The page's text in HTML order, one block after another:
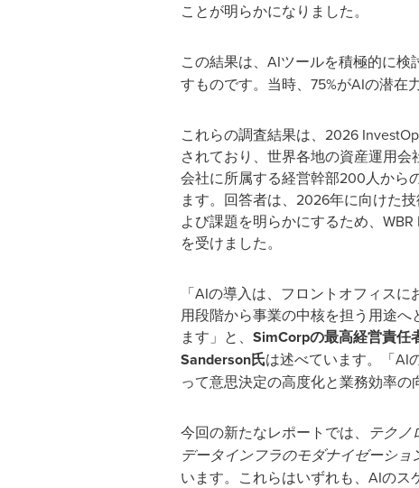
ことが明らかになりました。
この結果は、AIツールを積極的に検
すものです。当時、75%がAIの潜在
これらの調査結果は、2026
されており、世界各地の資産運用会
会社に所属する経営幹部200人から
ます。回答者は、2026年に向けた
よび課題を明らかにするため、
を受けました。
「AIの導入は、フロントオフィス
用段階から事業の中核を担う用途へ
ます」と、 SimCorpの最高経営責任
Sanderson氏は述べています。「AI
って意思決定の高度化と業務効率の
今回の新たなレポートでは、 テクノ
データインフラのモダナイゼーショ
います。これらはいずれも、AIの